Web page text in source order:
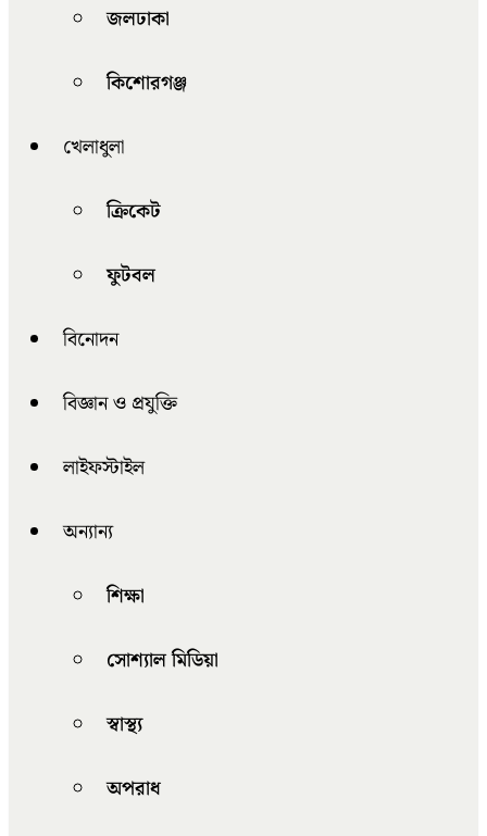
জলঢাকা
কিশোরগঞ্জ
খেলাধুলা
ক্রিকেট
ফুটবল
বিনোদন
বিজ্ঞান ও প্রযুক্তি
লাইফস্টাইল
অন্যান্য
শিক্ষা
সোশ্যাল মিডিয়া
স্বাস্থ্য
অপরাধ